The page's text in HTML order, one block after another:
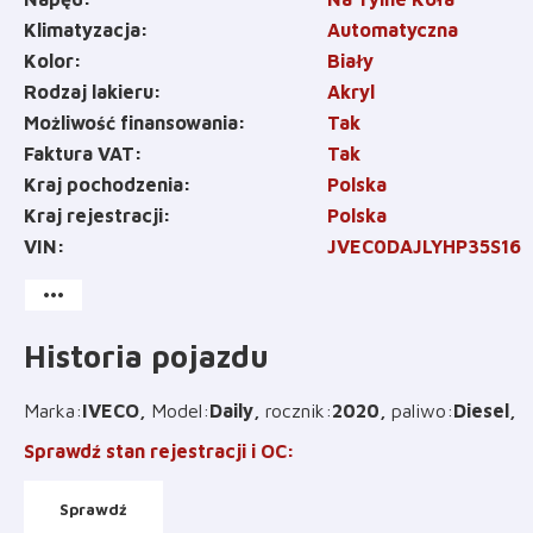
Klimatyzacja
Automatyczna
Kolor
Biały
Rodzaj lakieru
Akryl
Możliwość finansowania
Tak
Faktura VAT
Tak
Kraj pochodzenia
Polska
Kraj rejestracji
Polska
VIN
JVEC0DAJLYHP35S16
more_horiz
Historia pojazdu
Marka:IVECO Model:Daily rocznik:2020 paliwo:Diesel
Sprawdź stan rejestracji i OC:
Sprawdź